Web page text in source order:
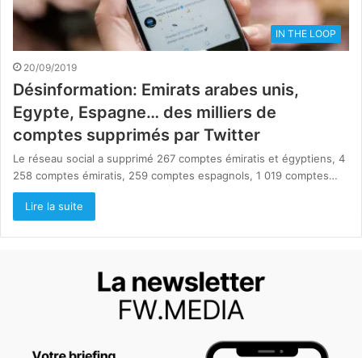
IN THE LOOP
20/09/2019
Désinformation: Emirats arabes unis,
Egypte, Espagne… des milliers de
comptes supprimés par Twitter
Le réseau social a supprimé 267 comptes émiratis et égyptiens, 4
258 comptes émiratis, 259 comptes espagnols, 1 019 comptes…
Lire la suite